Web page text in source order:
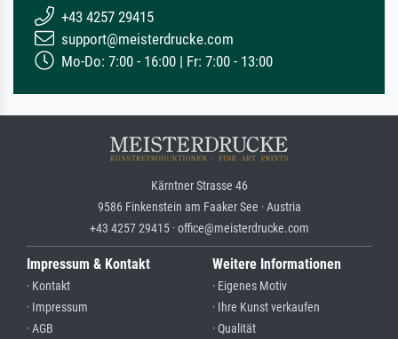
+43 4257 29415
support@meisterdrucke.com
Mo-Do: 7:00 - 16:00 | Fr: 7:00 - 13:00
Kärntner Strasse 46
9586 Finkenstein am Faaker See · Austria
+43 4257 29415 · office@meisterdrucke.com
Impressum & Kontakt
· Kontakt
· Impressum
· AGB
Weitere Informationen
· Eigenes Motiv
· Ihre Kunst verkaufen
· Qualität